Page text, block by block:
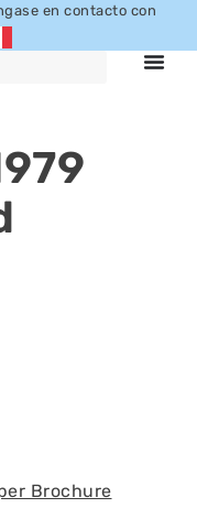
en contacto con